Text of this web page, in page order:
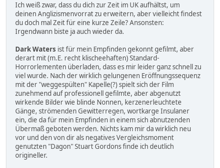
Ich weiß zwar, dass du dich zur Zeit im UK aufhältst, um
deinen Anglizismenvorrat zu erweitern, aber vielleicht findest
du doch mal Zeit für eine kurze Zeile? Ansonsten:
Irgendwann biste ja auch wieder da.
Dark Waters ist für mein Empfinden gekonnt gefilmt, aber
derart mit (m.E. recht klischeehaften) Standard-
Horrorlementen überladen, dass es mir leider ganz schnell zu
viel wurde. Nach der wirklich gelungenen Eröffnungssequenz
mit der "weggespülten" Kapelle(?) spielt sich der Film
zunehmend auf professionell gefilmte, aber abgenutzt
wirkende Bilder wie blinde Nonnen, kerzenerleuchtete
Gänge, strömenden Gewitterregen, wortkarge Insulaner
ein, die da für mein Empfinden in einem sich abnutzenden
Übermaß geboten werden. Nichts kam mir da wirklich neu
vor und den von dir als negatives Vergleichsmoment
genutzten "Dagon" Stuart Gordons finde ich deutlich
origineller.